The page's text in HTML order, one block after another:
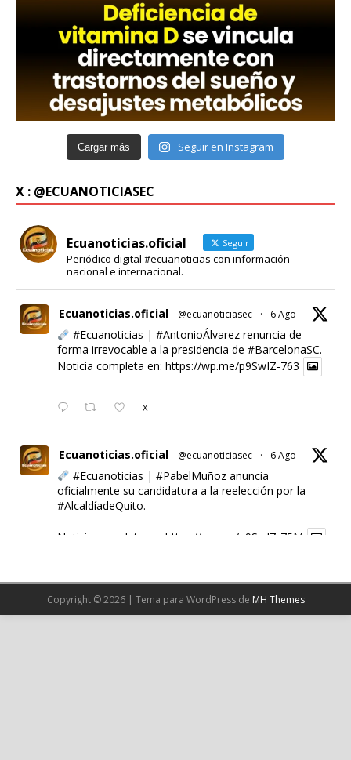
Cargar más Seguir en Instagram
X : @ECUANOTICIASEC
Ecuanoticias.oficial Seguir
Periódico digital #ecuanoticias con información
nacional e internacional.
Ecuanoticias.oficial @ecuanoticiasec · 6 Ago
#Ecuanoticias | #AntonioÁlvarezrenuncia de
forma irrevocable a la presidencia de #BarcelonaSC.
Noticia completa en: https://wp.me/p9SwIZ-763
X
Ecuanoticias.oficial @ecuanoticiasec · 6 Ago
#Ecuanoticias | #PabelMuñozanuncia
oficialmente su candidatura a la reelección por la
#AlcaldíadeQuito.
Noticia completa en: https://wp.me/p9SwIZ-75M
Cargar más
Copyright © 2026 | Tema para WordPress de MH Themes